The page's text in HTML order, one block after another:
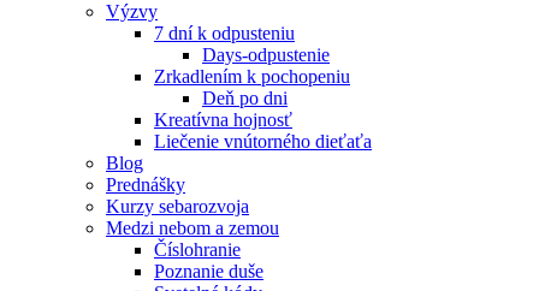
Výzvy
7 dní k odpusteniu
Days-odpustenie
Zrkadlením k pochopeniu
Deň po dni
Kreatívna hojnosť
Liečenie vnútorného dieťaťa
Blog
Prednášky
Kurzy sebarozvoja
Medzi nebom a zemou
Číslohranie
Poznanie duše